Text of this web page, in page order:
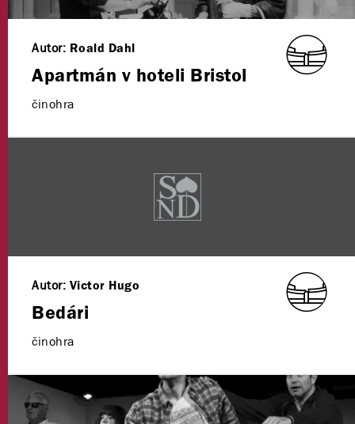
Autor: Roald Dahl
Apartmán v hoteli Bristol
činohra
Autor: Victor Hugo
Bedári
činohra